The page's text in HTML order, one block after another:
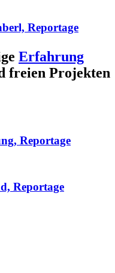
Reportage
Erfahrung
freien Projekten
Reportage
Reportage